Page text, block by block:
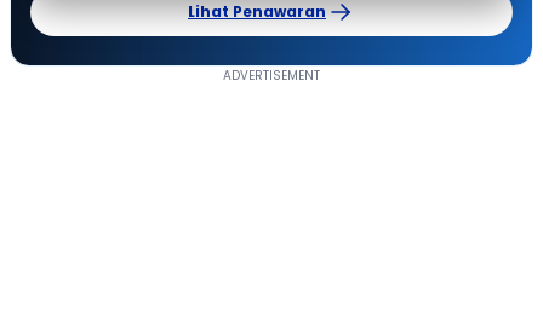
Lihat Penawaran